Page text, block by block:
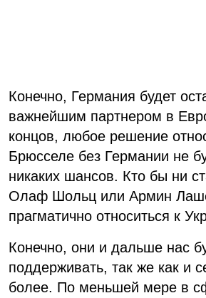
Конечно, Германия будет
важнейшим партнером в
концов, любое решение
Брюсселе без Германии не
никаких шансов. Кто бы ни
Олаф Шольц или Армин
прагматично относиться к
Конечно, они и дальше нас
поддерживать, так же как и
более. По меньшей мере в